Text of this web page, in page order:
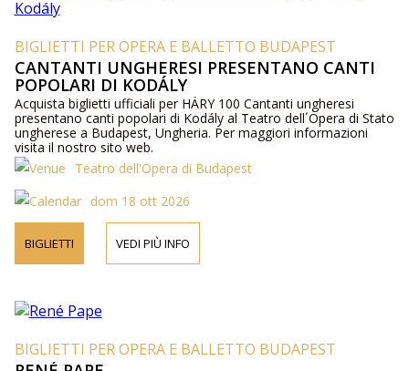
BIGLIETTI PER OPERA E BALLETTO BUDAPEST
CANTANTI UNGHERESI PRESENTANO CANTI
POPOLARI DI KODÁLY
Acquista biglietti ufficiali per HÁRY 100 Cantanti ungheresi
presentano canti popolari di Kodály al Teatro dell´Opera di Stato
ungherese a Budapest, Ungheria. Per maggiori informazioni
visita il nostro sito web.
Teatro dell'Opera di Budapest
dom 18 ott 2026
BIGLIETTI VEDI PIÙ INFO
BIGLIETTI PER OPERA E BALLETTO BUDAPEST